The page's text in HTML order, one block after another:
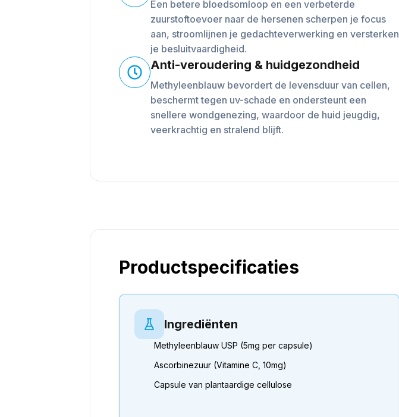
Een betere bloedsomloop en een verbeterde
zuurstoftoevoer naar de hersenen scherpen je focus
aan, stroomlijnen je gedachteverwerking en versterken
je besluitvaardigheid.
Anti-veroudering & huidgezondheid
Methyleenblauw bevordert de levensduur van cellen,
beschermt tegen uv-schade en ondersteunt een
snellere wondgenezing, waardoor de huid jeugdig,
veerkrachtig en stralend blijft.
Productspecificaties
Ingrediënten
Methyleenblauw USP (5mg per capsule)
Ascorbinezuur (Vitamine C, 10mg)
Capsule van plantaardige cellulose